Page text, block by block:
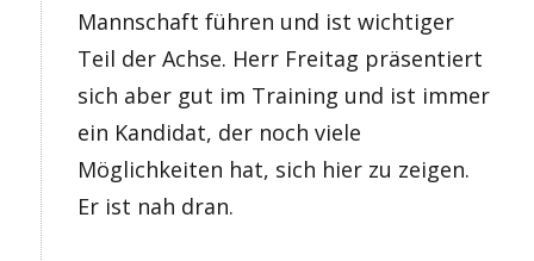
Mannschaft führen und ist wichtiger
Teil der Achse. Herr Freitag präsentiert
sich aber gut im Training und ist immer
ein Kandidat, der noch viele
Möglichkeiten hat, sich hier zu zeigen.
Er ist nah dran.